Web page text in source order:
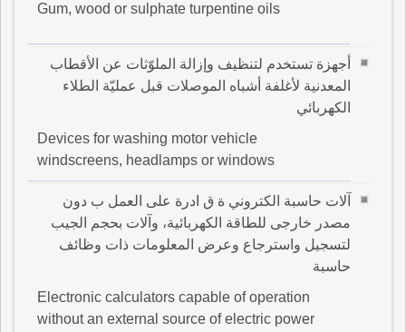
Gum, wood or sulphate turpentine oils
أجهزة تستخدم لتنظيف وإزالة الملوّثات عن الأقطاب
المعدنية لأغلفة أشباه الموصلات قبل عمليّة الطلاء
الكهربائي
Devices for washing motor vehicle
windscreens, headlamps or windows
آلات حاسبة الكتروني ة ق ادرة على العمل ب دون
مصدر خارجى للطاقة الكهربائية، وآلات بحجم الجيب
لتسجيل واسترجاع وعرض المعلومات ذات وظائف
حاسبة
Electronic calculators capable of operation
without an external source of electric power